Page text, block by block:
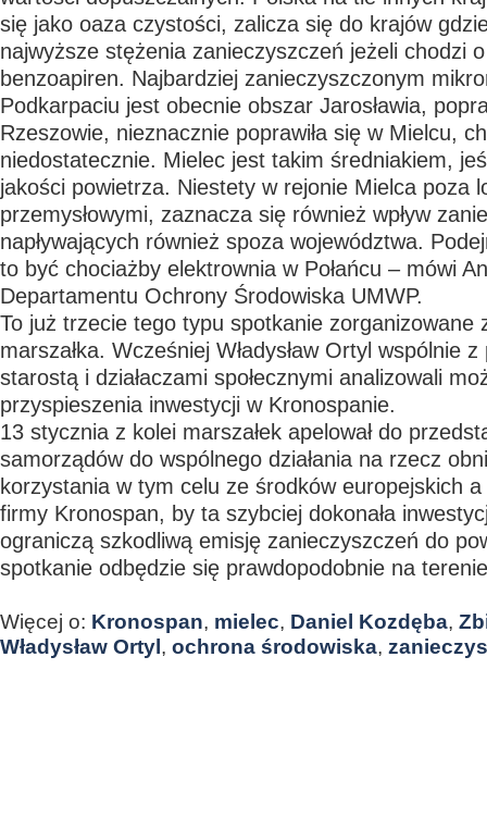
się jako oaza czystości, zalicza się do krajów
najwyższe stężenia zanieczyszczeń jeżeli chodzi
benzoapiren. Najbardziej zanieczyszczonym
Podkarpaciu jest obecnie obszar Jarosławia,
Rzeszowie, nieznacznie poprawiła się w Mielcu,
niedostatecznie. Mielec jest takim średniakiem,
jakości powietrza. Niestety w rejonie Mielca poza
przemysłowymi, zaznacza się również wpływ
napływających również spoza województwa.
to być chociażby elektrownia w Połańcu – mówi
Departamentu Ochrony Środowiska UMWP.
To już trzecie tego typu spotkanie zorganizowane
marszałka. Wcześniej Władysław Ortyl wspólnie
starostą i działaczami społecznymi analizowali
przyspieszenia inwestycji w Kronospanie.
13 stycznia z kolei marszałek apelował do
samorządów do wspólnego działania na rzecz
korzystania w tym celu ze środków europejskich
firmy Kronospan, by ta szybciej dokonała
ograniczą szkodliwą emisję zanieczyszczeń do
spotkanie odbędzie się prawdopodobnie na
Więcej o: Kronospan, mielec, Daniel Kozdęba,
Władysław Ortyl , ochrona środowiska,